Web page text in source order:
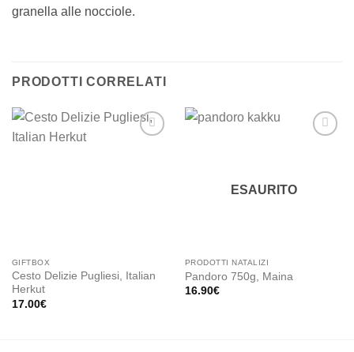
granella alle nocciole.
PRODOTTI CORRELATI
GIFTBOX
Cesto Delizie Pugliesi, Italian
Herkut
17.00€
ESAURITO
PRODOTTI NATALIZI
Pandoro 750g, Maina
16.90€